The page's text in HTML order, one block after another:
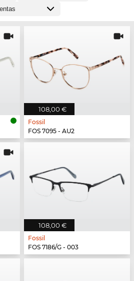
108,00 €
Fossil
FOS 7095 - AU2
108,00 €
Fossil
FOS 7186/G - 003